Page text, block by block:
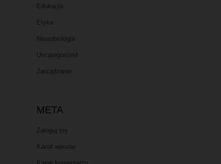
Edukacja
Etyka
Neurobiologia
Uncategorized
Zarządzanie
META
Zaloguj się
Kanał wpisów